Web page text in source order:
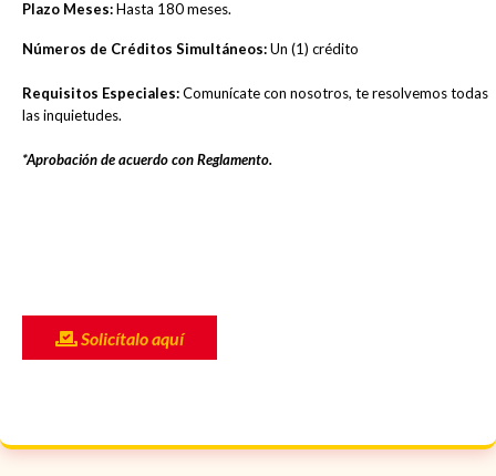
Plazo Meses:Hasta 180 meses.
Números de Créditos Simultáneos:Un (1) crédito
Requisitos Especiales:Comunícate con nosotros, te resolvemos todas
las inquietudes.
*Aprobación de acuerdo con Reglamento.
Solicítalo aquí